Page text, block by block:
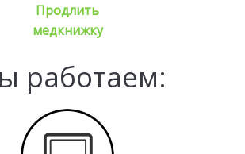
Продлить
медкнижку
работаем: